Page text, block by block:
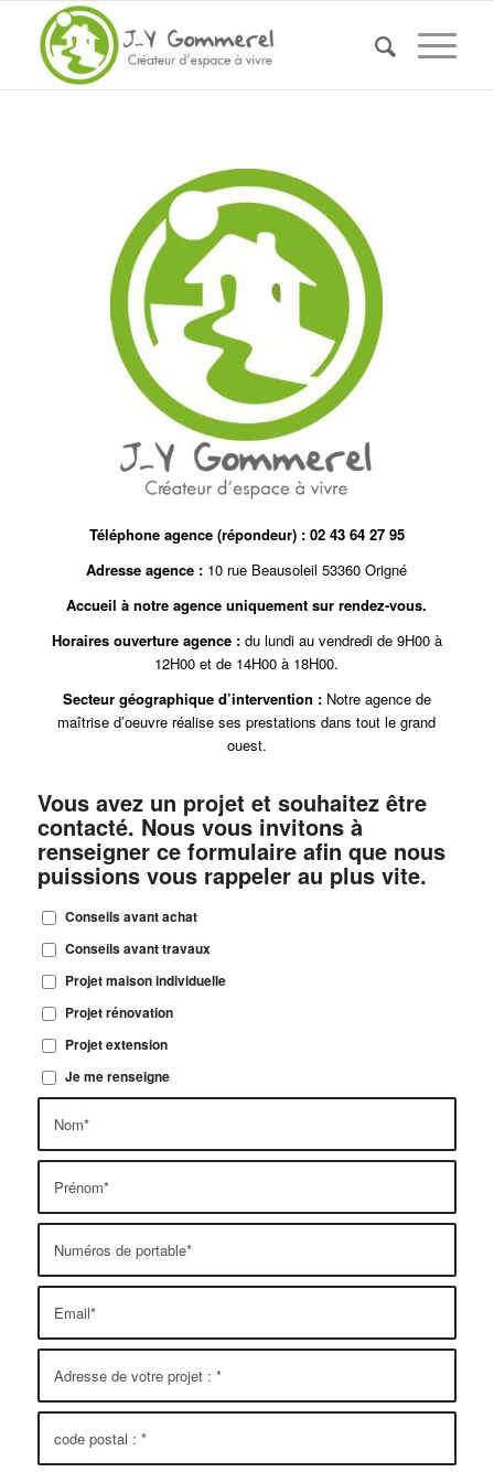
Téléphone agence (répondeur) : 02 43 64 27 95
Adresse agence : 10 rue Beausoleil 53360 Origné
Accueil à notre agence uniquement sur rendez-vous.
Horaires ouverture agence :du lundi au vendredi de 9H00 à
12H00 et de 14H00 à 18H00.
Secteur géographique d’intervention :Notre agence de
maîtrise d’oeuvre réalise ses prestations dans tout le grand
ouest.
Vous avez un projet et souhaitez être
contacté. Nous vous invitons à
renseigner ce formulaire afin que nous
puissions vous rappeler au plus vite.
Conseils avant achat
Conseils avant travaux
Projet maison individuelle
Projet rénovation
Projet extension
Je me renseigne